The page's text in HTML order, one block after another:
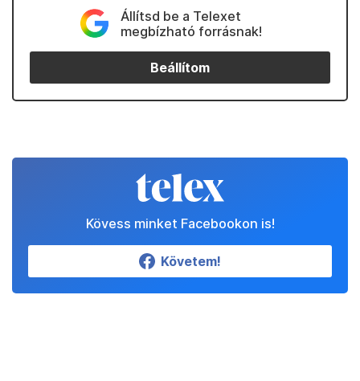
Állítsd be a Telexet
megbízható forrásnak!
Beállítom
Kövess minket Facebookon is!
Követem!